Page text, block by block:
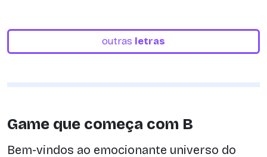
outras letras
Game que começa com B
Bem-vindos ao emocionante universo do